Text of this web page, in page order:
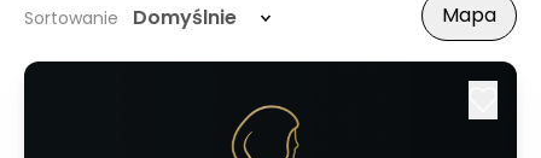
Sortowanie Domyślnie Mapa